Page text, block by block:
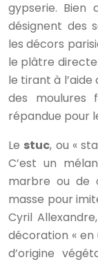
gypserie. Bien
désignent des
les décors
le plâtre
le tirant à
des moulures
répandue pour
Le stuc, ou «
C’est un
marbre ou de
masse pour
Cyril
décoration «
d’origine